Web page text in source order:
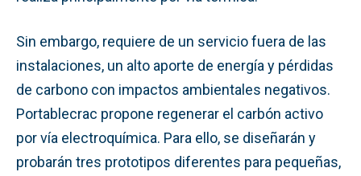
Sin embargo, requiere de un servicio fuera de las
instalaciones, un alto aporte de energía y pérdidas
de carbono con impactos ambientales negativos.
Portablecrac propone regenerar el carbón activo
por vía electroquímica. Para ello, se diseñarán y
probarán tres prototipos diferentes para pequeñas,